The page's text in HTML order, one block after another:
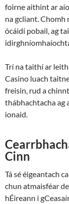
foirne aithint ar
na gcliant.
ócáidí pobail, ag
Trí na taithí ar
Casino luach
freisin, rud a
thábhachtacha ag
ionaid.
Cinn
Tá sé éigeantach
chun atmaisféar
hÉireann i